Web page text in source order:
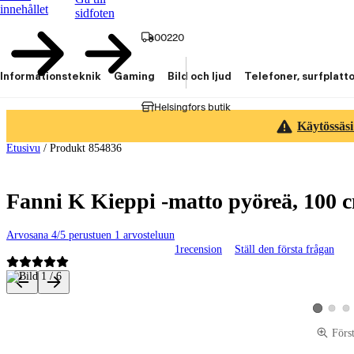
innehållet
sidfoten
00220
Helsingfors butik
Informationsteknik Gaming Bild och ljud Telefoner,
Etusivu / Produkt 854836
Fanni K Kieppi -matto pyöreä, 100
Arvosana 4/5 perustuen 1 arvosteluun
1recension Ställ den första frågan
Produktbilder och videor
VisaVisa